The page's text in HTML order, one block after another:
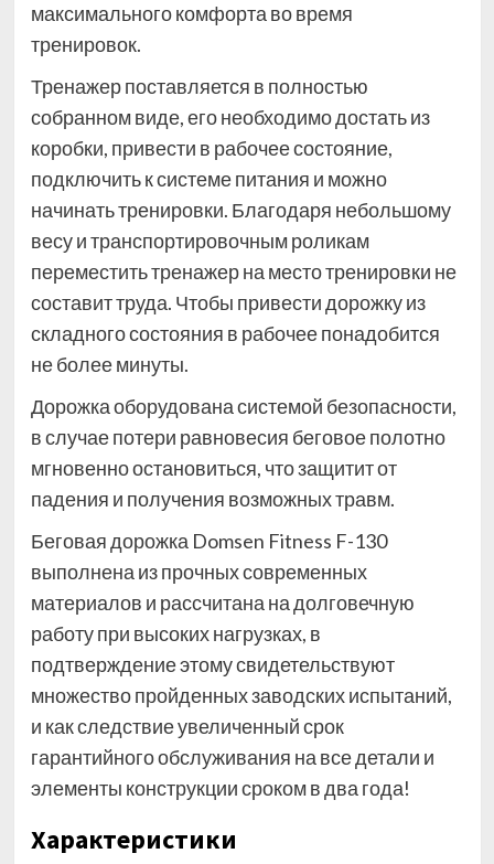
максимального комфорта во время
тренировок.
Тренажер поставляется в полностью
собранном виде, его необходимо достать из
коробки, привести в рабочее состояние,
подключить к системе питания и можно
начинать тренировки. Благодаря небольшому
весу и транспортировочным роликам
переместить тренажер на место тренировки не
составит труда. Чтобы привести дорожку из
складного состояния в рабочее понадобится
не более минуты.
Дорожка оборудована системой безопасности,
в случае потери равновесия беговое полотно
мгновенно остановиться, что защитит от
падения и получения возможных травм.
Беговая дорожка Domsen Fitness F-130
выполнена из прочных современных
материалов и рассчитана на долговечную
работу при высоких нагрузках, в
подтверждение этому свидетельствуют
множество пройденных заводских испытаний,
и как следствие увеличенный срок
гарантийного обслуживания на все детали и
элементы конструкции сроком в два года!
Характеристики